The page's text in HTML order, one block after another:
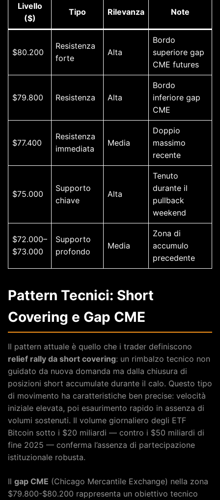
Livello
($)
Tipo Rilevanza Note
$80.200
Resistenza
forte
Alta
Bordo
superiore gap
CME futures
$79.800 Resistenza Alta
Bordo
inferiore gap
CME
$77.400
Resistenza
immediata
Media
Doppio
massimo
recente
$75.000
Supporto
chiave
Alta
Tenuto
durante il
pullback
weekend
$72.000–
$73.000
Supporto
profondo
Media
Zona di
accumulo
precedente
Pattern Tecnici: Short
Covering e Gap CME
Il pattern attuale è quello che i trader definiscono
relief rally da short covering: un rimbalzo tecnico non
guidato da nuova domanda ma dalla chiusura di
posizioni short accumulate durante il calo. Questo tipo
di movimento ha caratteristiche ben precise: velocità
iniziale elevata, poi esaurimento rapido in assenza di
volumi sostenuti. Il volume giornaliero degli ETF
Bitcoin sotto i $20 miliardi — contro i $50 miliardi di
fine 2025 — conferma l’assenza di partecipazione
istituzionale robusta.
Il gap CME (Chicago Mercantile Exchange) nella zona
$79.800-$80.200 rappresenta un obiettivo tecnico